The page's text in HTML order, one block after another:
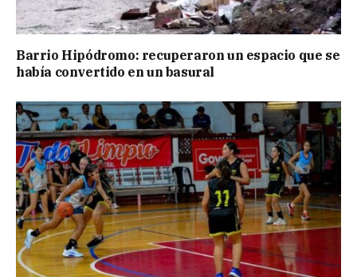
Barrio Hipódromo: recuperaron un espacio que se
había convertido en un basural